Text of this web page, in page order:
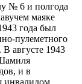
№ 6 и полгода
маяке
года был
пулеметного
августе 1943
и в
инвалидом